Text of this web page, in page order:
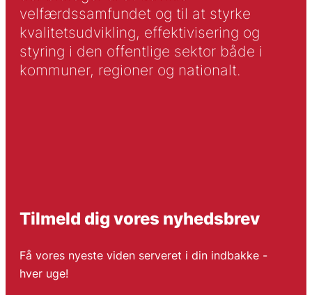
velfærdssamfundet og til at styrke
kvalitetsudvikling, effektivisering og
styring i den offentlige sektor både i
kommuner, regioner og nationalt.
Tilmeld dig vores nyhedsbrev
Få vores nyeste viden serveret i din indbakke -
hver uge!